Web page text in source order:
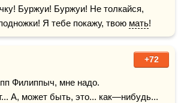
Буржуи! Буржуи! Не толкайся,
Я тебе покажу, твою мать!
+72
А, может быть, это... как—нибудь...